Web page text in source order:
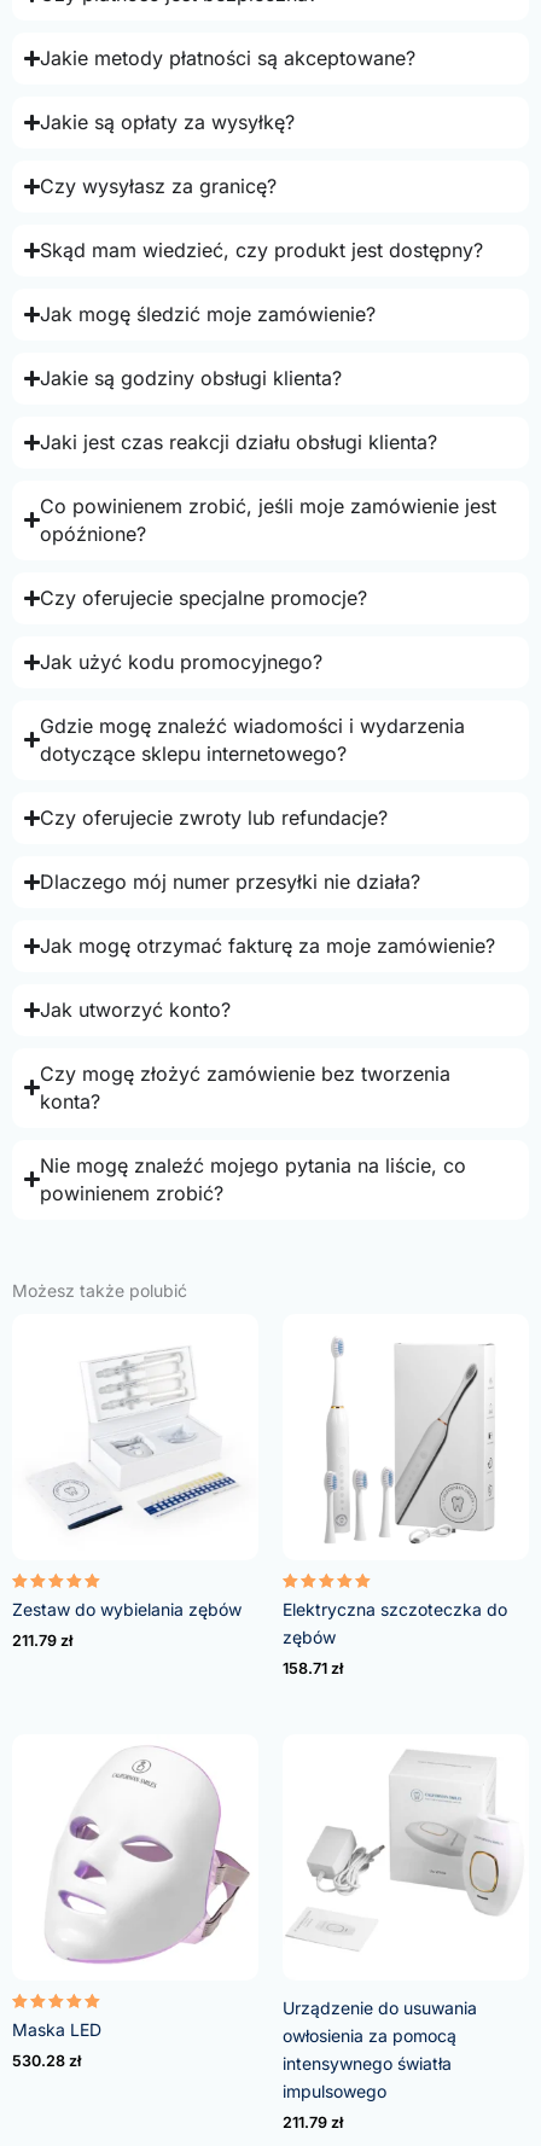
Jakie metody płatności są akceptowane?
Jakie są opłaty za wysyłkę?
Czy wysyłasz za granicę?
Skąd mam wiedzieć, czy produkt jest dostępny?
Jak mogę śledzić moje zamówienie?
Jakie są godziny obsługi klienta?
Jaki jest czas reakcji działu obsługi klienta?
Co powinienem zrobić, jeśli moje zamówienie jest
opóźnione?
Czy oferujecie specjalne promocje?
Jak użyć kodu promocyjnego?
Gdzie mogę znaleźć wiadomości i wydarzenia
dotyczące sklepu internetowego?
Czy oferujecie zwroty lub refundacje?
Dlaczego mój numer przesyłki nie działa?
Jak mogę otrzymać fakturę za moje zamówienie?
Jak utworzyć konto?
Czy mogę złożyć zamówienie bez tworzenia
konta?
Nie mogę znaleźć mojego pytania na liście, co
powinienem zrobić?
Możesz także polubić
Oceniono
4.95
na 5
Zestaw do wybielania zębów
211.79 zł
Oceniono
5.00
na 5
Elektryczna szczoteczka do
zębów
158.71 zł
Oceniono
5.00
na 5
Maska LED
530.28 zł
Urządzenie do usuwania
owłosienia za pomocą
intensywnego światła
impulsowego
211.79 zł